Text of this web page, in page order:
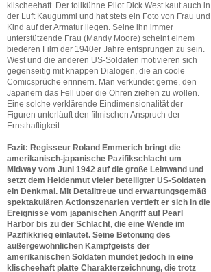
klischeehaft. Der tollkühne Pilot Dick West kaut auch in
der Luft Kaugummi und hat stets ein Foto von Frau und
Kind auf der Armatur liegen. Seine ihn immer
unterstützende Frau (Mandy Moore) scheint einem
biederen Film der 1940er Jahre entsprungen zu sein.
West und die anderen US-Soldaten motivieren sich
gegenseitig mit knappen Dialogen, die an coole
Comicsprüche erinnern. Man verkündet gerne, den
Japanern das Fell über die Ohren ziehen zu wollen.
Eine solche verklärende Eindimensionalität der
Figuren unterläuft den filmischen Anspruch der
Ernsthaftigkeit.
Fazit: Regisseur Roland Emmerich bringt die
amerikanisch-japanische Pazifikschlacht um
Midway vom Juni 1942 auf die große Leinwand und
setzt dem Heldenmut vieler beteiligter US-Soldaten
ein Denkmal. Mit Detailtreue und erwartungsgemäß
spektakulären Actionszenarien vertieft er sich in die
Ereignisse vom japanischen Angriff auf Pearl
Harbor bis zu der Schlacht, die eine Wende im
Pazifikkrieg einläutet. Seine Betonung des
außergewöhnlichen Kampfgeists der
amerikanischen Soldaten mündet jedoch in eine
klischeehaft platte Charakterzeichnung, die trotz